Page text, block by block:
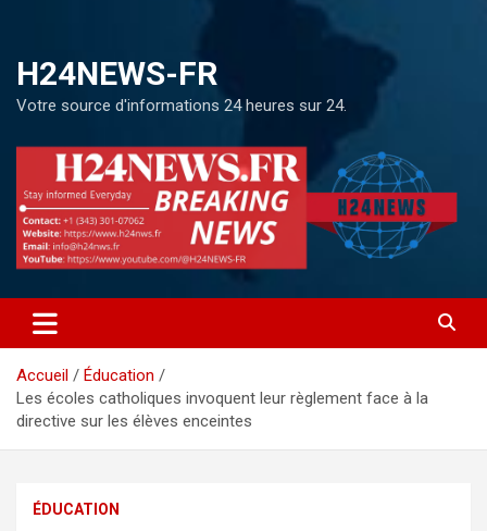
H24NEWS-FR
Votre source d'informations 24 heures sur 24.
Accueil
Éducation
Les écoles catholiques invoquent leur règlement face à la
directive sur les élèves enceintes
ÉDUCATION